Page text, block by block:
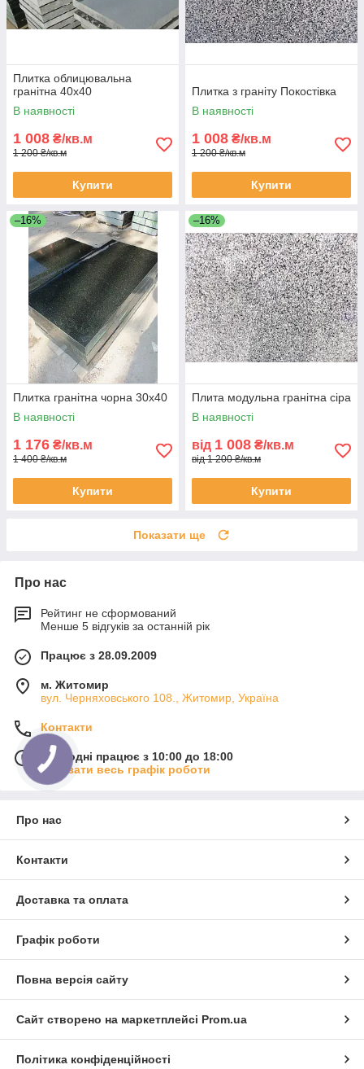
Плитка облицювальна
гранітна 40х40
В наявності
1 008 ₴/кв.м
1 200 ₴/кв.м
Купити
Плитка з граніту Покостівка
В наявності
1 008 ₴/кв.м
1 200 ₴/кв.м
Купити
–16%
Плитка гранітна чорна 30x40
В наявності
1 176 ₴/кв.м
1 400 ₴/кв.м
Купити
–16%
Плита модульна гранітна сіра
В наявності
від 1 008 ₴/кв.м
від 1 200 ₴/кв.м
Купити
Показати ще
Про нас
Рейтинг не сформований
Менше 5 відгуків за останній рік
Працює з 28.09.2009
м. Житомир
вул. Черняховського 108., Житомир, Україна
Контакти
Сьогодні працює з 10:00 до 18:00
Показати весь графік роботи
Про нас
Контакти
Доставка та оплата
Графік роботи
Повна версія сайту
Сайт створено на маркетплейсі Prom.ua
Політика конфіденційності